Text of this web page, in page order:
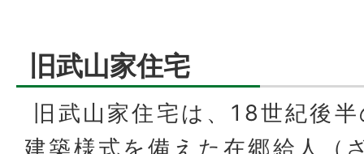
旧武山家住宅
旧武山家住宅は、18世紀後
建築様式を備えた在郷給人（